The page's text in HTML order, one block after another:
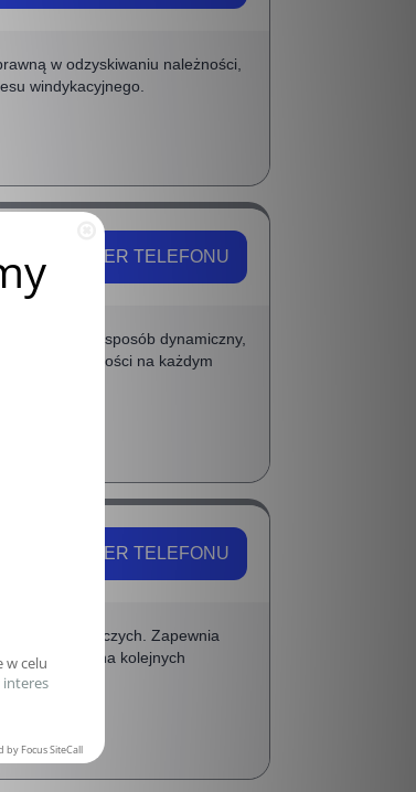
w odzyskiwaniu należności,
windykacyjnego.
POKAŻ NUMER TELEFONU
podchodzi w sposób dynamiczny,
wierzytelności na każdym
POKAŻ NUMER TELEFONU
gospodarczych. Zapewnia
i na kolejnych